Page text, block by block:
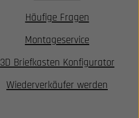
Häufige Fragen
Montageservice
3D Briefkasten Konfigurator
Wiederverkäufer werden